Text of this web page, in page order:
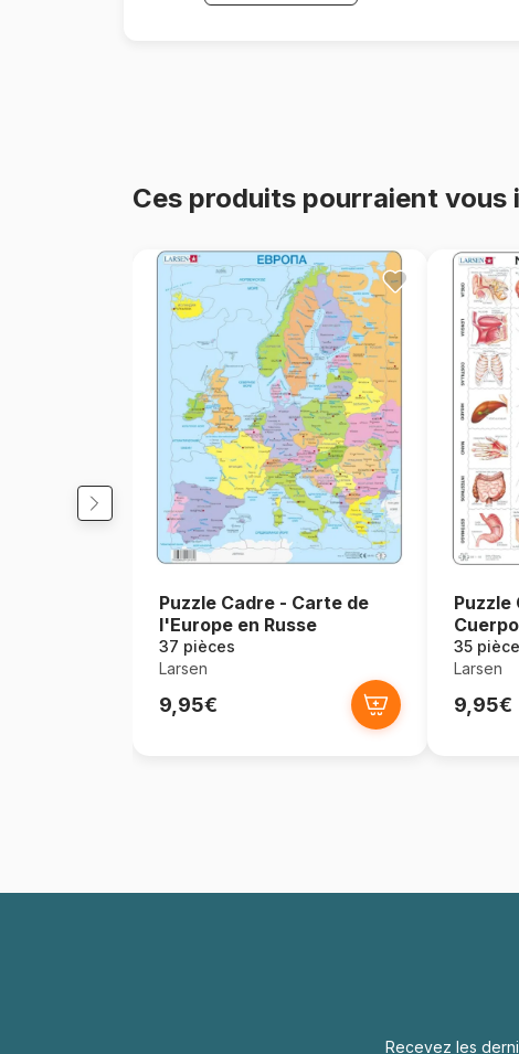
Ces produits pourraient vous
Puzzle Cadre - Carte de
l'Europe en Russe
37 pièces
Larsen
9,95€
Puzzle
35
Larsen
9,95€
Recevez les